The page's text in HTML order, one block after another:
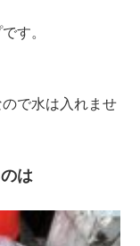
す。
で水は入れませ
は